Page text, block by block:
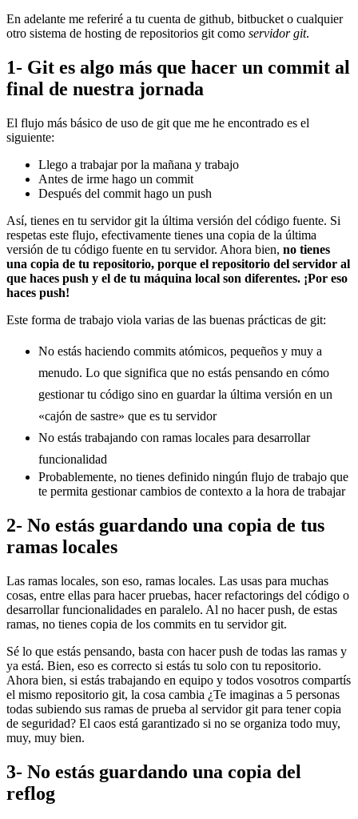
En adelante me referiré a tu cuenta de github, bitbucket o cualquier
otro sistema de hosting de repositorios git como servidor git.
1- Git es algo más que hacer un commit al
final de nuestra jornada
El flujo más básico de uso de git que me he encontrado es el
siguiente:
Llego a trabajar por la mañana y trabajo
Antes de irme hago un commit
Después del commit hago un push
Así, tienes en tu servidor git la última versión del código fuente. Si
respetas este flujo, efectivamente tienes una copia de la última
versión de tu código fuente en tu servidor. Ahora bien, no tienes
una copia de tu repositorio, porque el repositorio del servidor al
que haces push y el de tu máquina local son diferentes. ¡Por eso
haces push!
Este forma de trabajo viola varias de las buenas prácticas de git:
No estás haciendo commits atómicos, pequeños y muy a
menudo. Lo que significa que no estás pensando en cómo
gestionar tu código sino en guardar la última versión en un
«cajón de sastre» que es tu servidor
No estás trabajando con ramas locales para desarrollar
funcionalidad
Probablemente, no tienes definido ningún flujo de trabajo que
te permita gestionar cambios de contexto a la hora de trabajar
2- No estás guardando una copia de tus
ramas locales
Las ramas locales, son eso, ramas locales. Las usas para muchas
cosas, entre ellas para hacer pruebas, hacer refactorings del código o
desarrollar funcionalidades en paralelo. Al no hacer push, de estas
ramas, no tienes copia de los commits en tu servidor git.
Sé lo que estás pensando, basta con hacer push de todas las ramas y
ya está. Bien, eso es correcto si estás tu solo con tu repositorio.
Ahora bien, si estás trabajando en equipo y todos vosotros compartís
el mismo repositorio git, la cosa cambia ¿Te imaginas a 5 personas
todas subiendo sus ramas de prueba al servidor git para tener copia
de seguridad? El caos está garantizado si no se organiza todo muy,
muy, muy bien.
3- No estás guardando una copia del
reflog